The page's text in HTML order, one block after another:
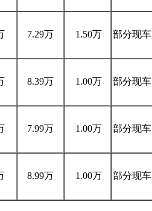
7.29万 1.50万 部分现车
8.39万 1.00万 部分现车
7.99万 1.00万 部分现车
8.99万 1.00万 部分现车